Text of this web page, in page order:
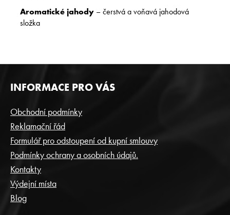
Aromatické jahody – čerstvá a voňavá jahodová
složka​
Z
Á
P
A
T
Í
INFORMACE PRO VÁS
Obchodní podmínky
Reklamační řád
Formulář pro odstoupení od kupní smlouvy
Podmínky ochrany a osobních údajů.
Kontakty
Výdejní místa
Blog